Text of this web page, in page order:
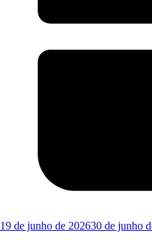
19 de junho de 202630 de junho